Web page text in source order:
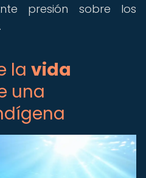
presión sobre los
la vida
una